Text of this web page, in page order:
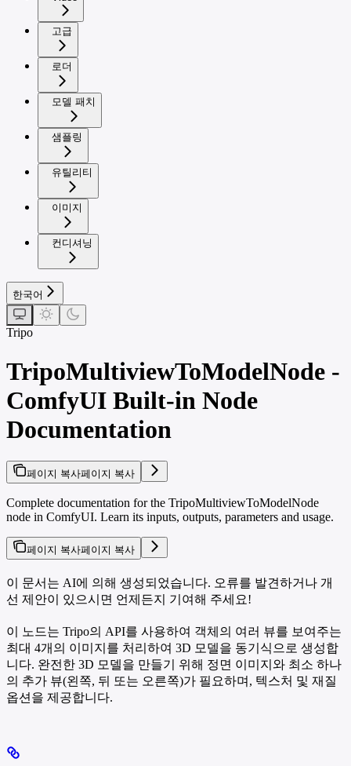
고급
로더
모델 패치
샘플링
유틸리티
이미지
컨디셔닝
한국어
Tripo
TripoMultiviewToModelNode -
ComfyUI Built-in Node
Documentation
페이지 복사페이지 복사
Complete documentation for the TripoMultiviewToModelNode
node in ComfyUI. Learn its inputs, outputs, parameters and usage.
페이지 복사페이지 복사
이 문서는 AI에 의해 생성되었습니다. 오류를 발견하거나 개
선 제안이 있으시면 언제든지 기여해 주세요!
이 노드는 Tripo의 API를 사용하여 객체의 여러 뷰를 보여주는
최대 4개의 이미지를 처리하여 3D 모델을 동기식으로 생성합
니다. 완전한 3D 모델을 만들기 위해 정면 이미지와 최소 하나
의 추가 뷰(왼쪽, 뒤 또는 오른쪽)가 필요하며, 텍스처 및 재질
옵션을 제공합니다.